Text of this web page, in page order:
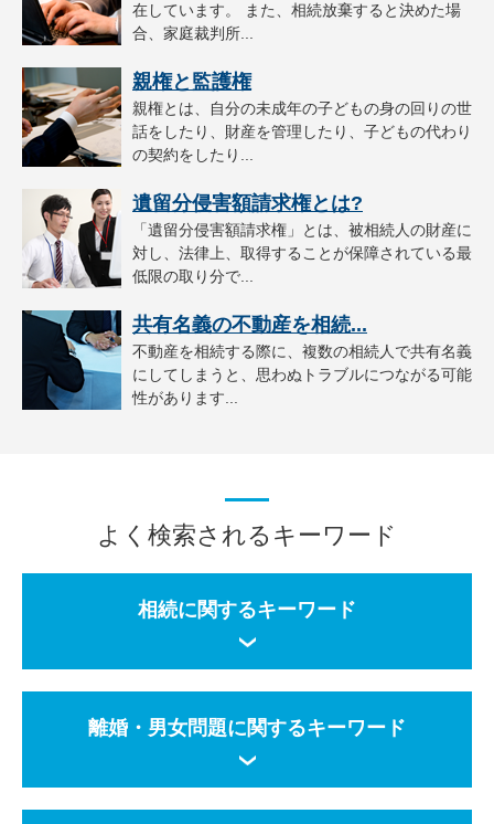
在しています。 また、相続放棄すると決めた場
合、家庭裁判所...
親権と監護権
親権とは、自分の未成年の子どもの身の回りの世
話をしたり、財産を管理したり、子どもの代わり
の契約をしたり...
遺留分侵害額請求権とは?
「遺留分侵害額請求権」とは、被相続人の財産に
対し、法律上、取得することが保障されている最
低限の取り分で...
共有名義の不動産を相続...
不動産を相続する際に、複数の相続人で共有名義
にしてしまうと、思わぬトラブルにつながる可能
性があります...
よく検索されるキーワード
相続に関するキーワード
離婚・男女問題に関するキーワード